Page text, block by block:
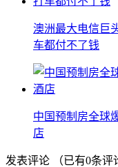
澳洲最大电信巨
车都付不了钱
中国预制房全球
店
发表评论 （已有0条评